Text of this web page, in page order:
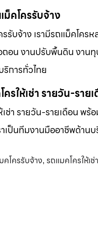
ม็คโครรับจ้าง
รรับจ้าง เรามีรถแม็คโ
ถอน งานปรับพื้นดิน งาน
การทั่วไทย
รให้เช่า รายวัน-รา
ช่า รายวัน-รายเดือน พ
เป็นทีมงานมืออาชีพด้าน
คโครรับจ้าง, รถแมคโครให้เช่า